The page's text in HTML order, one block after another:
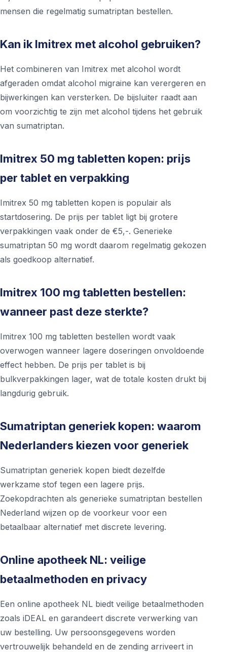
mensen die regelmatig sumatriptan bestellen.
Kan ik Imitrex met alcohol gebruiken?
Het combineren van Imitrex met alcohol wordt
afgeraden omdat alcohol migraine kan verergeren en
bijwerkingen kan versterken. De bijsluiter raadt aan
om voorzichtig te zijn met alcohol tijdens het gebruik
van sumatriptan.
Imitrex 50 mg tabletten kopen: prijs
per tablet en verpakking
Imitrex 50 mg tabletten kopen is populair als
startdosering. De prijs per tablet ligt bij grotere
verpakkingen vaak onder de €5,-. Generieke
sumatriptan 50 mg wordt daarom regelmatig gekozen
als goedkoop alternatief.
Imitrex 100 mg tabletten bestellen:
wanneer past deze sterkte?
Imitrex 100 mg tabletten bestellen wordt vaak
overwogen wanneer lagere doseringen onvoldoende
effect hebben. De prijs per tablet is bij
bulkverpakkingen lager, wat de totale kosten drukt bij
langdurig gebruik.
Sumatriptan generiek kopen: waarom
Nederlanders kiezen voor generiek
Sumatriptan generiek kopen biedt dezelfde
werkzame stof tegen een lagere prijs.
Zoekopdrachten als generieke sumatriptan bestellen
Nederland wijzen op de voorkeur voor een
betaalbaar alternatief met discrete levering.
Online apotheek NL: veilige
betaalmethoden en privacy
Een online apotheek NL biedt veilige betaalmethoden
zoals iDEAL en garandeert discrete verwerking van
uw bestelling. Uw persoonsgegevens worden
vertrouwelijk behandeld en de zending arriveert in